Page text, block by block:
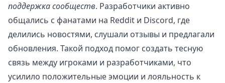
поддержка сообществ. Разработчики активно
общались с фанатами на Reddit и Discord, где
делились новостями, слушали отзывы и предлагали
обновления. Такой подход помог создать тесную
связь между игроками и разработчиками, что
усилило положительные эмоции и лояльность к